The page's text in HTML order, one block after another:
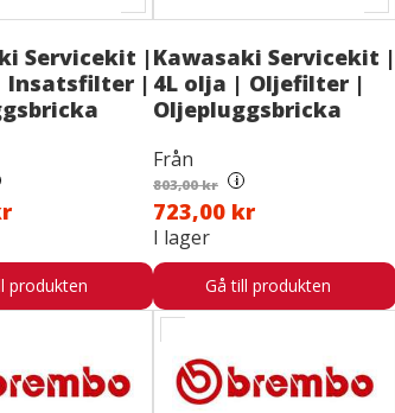
Servicekit |
Insatsfilter |
produkten
Kawasaki Servicekit |
4L olja | Oljefilter |
Oljepluggsbricka
Från
803,00 kr i
723,00 kr
I lager
Gå till produkten